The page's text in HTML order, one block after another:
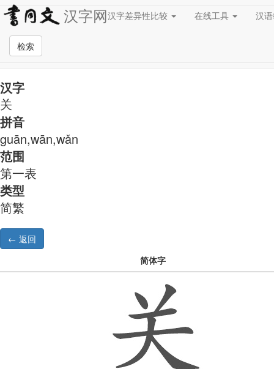
汉字网汉字差异性比较 在线工具 汉
检索
简繁异字形对照
汉字
关
拼音
guān,wān,wǎn
范围
第一表
类型
简繁
简体字